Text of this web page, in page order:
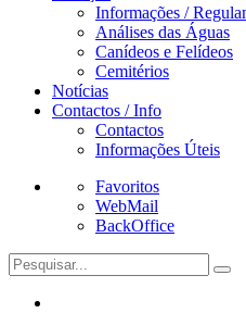
Informações /
Análises das Águas
Canídeos e Felídeos
Cemitérios
Notícias
Contactos / Info
Contactos
Informações Úteis
Favoritos
WebMail
BackOffice